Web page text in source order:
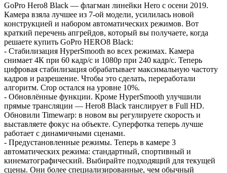
GoPro Hero8 Black — флагман линейки Hero с осени 2019.
Камера взяла лучшее из 7-ой модели, усилилась новой
конструкцией и набором автоматических режимов. Вот
краткий перечень апгрейдов, который вы получаете, когда
решаете купить GoPro HERO8 Black:
- Стабилизация HyperSmooth во всех режимах. Камера
снимает 4К при 60 кадр/с и 1080p при 240 кадр/с. Теперь
цифровая стабилизация обрабатывает максимальную частоту
кадров и разрешение. Чтобы это сделать, переработали
алгоритм. Crop остался на уровне 10%.
- Обновлённые функции. Кроме HyperSmooth улучшили
прямые трансляции — Hero8 Black танслирует в Full HD.
Обновили Timewarp: в новом вы регулируете скорость и
выставляете фокус на объекте. Суперфотка теперь лучше
работает с динамичными сценами.
- Предустановленные режимы. Теперь в камере 3
автоматических режима: стандартный, спортивный и
кинематографический. Выбирайте подходящий для текущей
сцены. Они более специализированные, чем обычный